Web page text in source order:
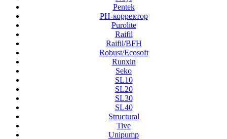
Pentek
PH-корректор
Purolite
Raifil
Raifil/BFH
Robust/Ecosoft
Runxin
Seko
SL10
SL20
SL30
SL40
Structural
Tive
Unipump